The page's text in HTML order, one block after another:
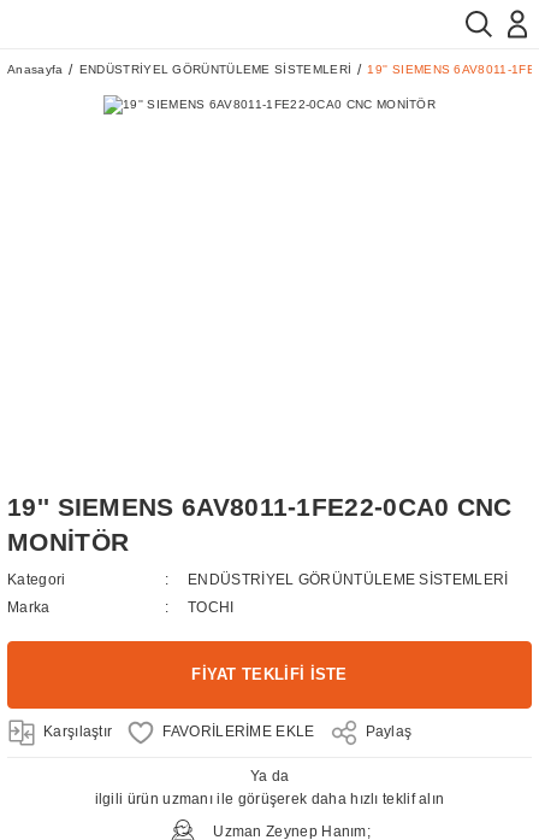
Anasayfa ENDÜSTRİYEL GÖRÜNTÜLEME SİSTEMLERİ 19'' SIEMENS 6AV8011-
19'' SIEMENS 6AV8011-1FE22-0CA0 CNC
MONİTÖR
Kategori
ENDÜSTRİYEL GÖRÜNTÜLEME SİSTEMLERİ
Marka
TOCHI
FİYAT TEKLİFİ İSTE
Karşılaştır Paylaş
Ya da
ilgili ürün uzmanı ile görüşerek daha hızlı teklif alın
Uzman Zeynep Hanım;